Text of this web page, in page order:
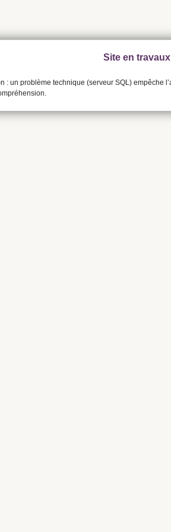
Site en travaux
: un problème technique (serveur SQL) empêche